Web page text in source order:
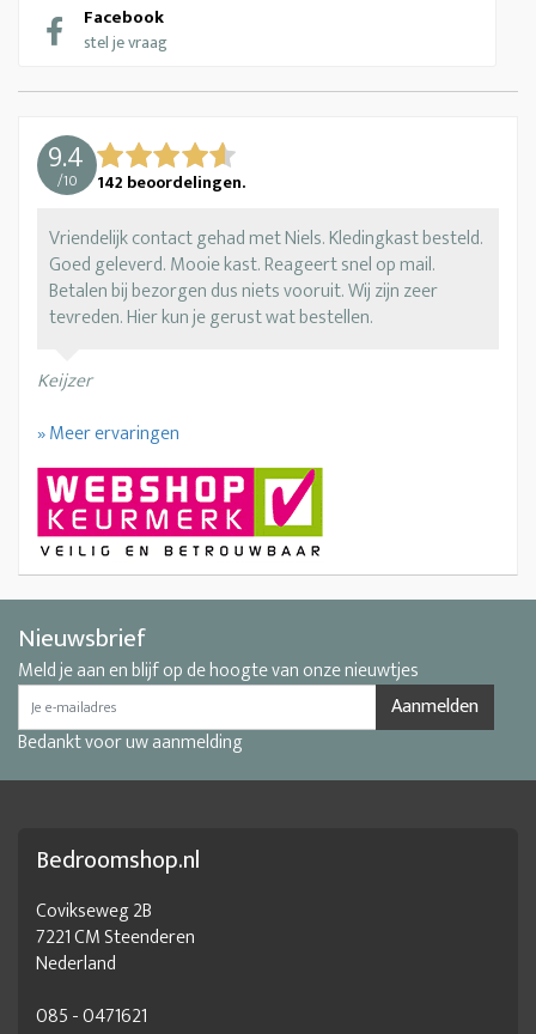
Facebook
stel je vraag
9.4
/10 142 beoordelingen.
Vriendelijk contact gehad met Niels. Kledingkast besteld.
Goed geleverd. Mooie kast. Reageert snel op mail.
Betalen bij bezorgen dus niets vooruit. Wij zijn zeer
tevreden. Hier kun je gerust wat bestellen.
Keijzer
» Meer ervaringen
Nieuwsbrief
Meld je aan en blijf op de hoogte van onze nieuwtjes
Aanmelden
Bedankt voor uw aanmelding
Bedroomshop.nl
Covikseweg 2B
7221 CM Steenderen
Nederland
085 - 0471621